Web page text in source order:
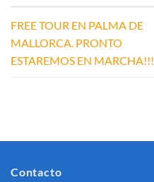
FREE TOUR EN PALMA DE
MALLORCA. PRONTO
ESTAREMOS EN MARCHA!!!
Contacto